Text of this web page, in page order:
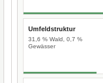
Umfeldstruktur
31,6 % Wald, 0,7 %
Gewässer